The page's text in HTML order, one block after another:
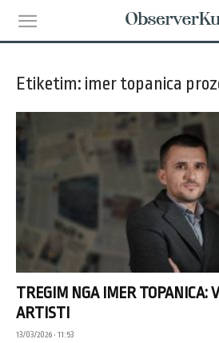
Etiketim: imer topanica
TREGIM NGA IMER TOPANICA:
ARTISTI
13/03/2026 • 11:53